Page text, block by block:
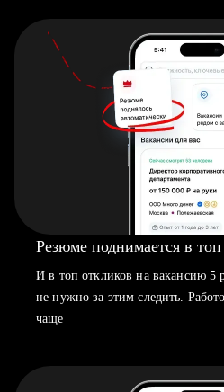
Резюме поднимается в
И в топ откликов на вакансию 5
не нужно за этим следить.
чаще